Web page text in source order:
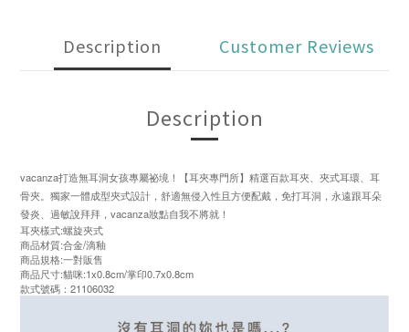
Description Customer Reviews
Description
vacanza打造無耳洞女孩專屬祕境！【耳夾專門所】精選百款耳夾、夾式耳環、耳
骨夾。獨家一體成型夾式設計，舒適無侵入性且方便配戴，免打耳洞，永遠跟耳朵
發炎、過敏說拜拜，vacanza妝點自我不將就！
耳夾樣式:螺旋夾式
商品材質:合金/滴釉
商品規格:一對販售
商品尺寸:貓咪:1x0.8cm/掌印0.7x0.8cm
款式號碼：21106032